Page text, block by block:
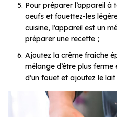
Pour préparer l’appareil à
oeufs et fouettez-les
cuisine, l’appareil est un
préparer une recette ;
Ajoutez la crème fraîche
mélange d’être plus
d’un fouet et ajoutez le lait